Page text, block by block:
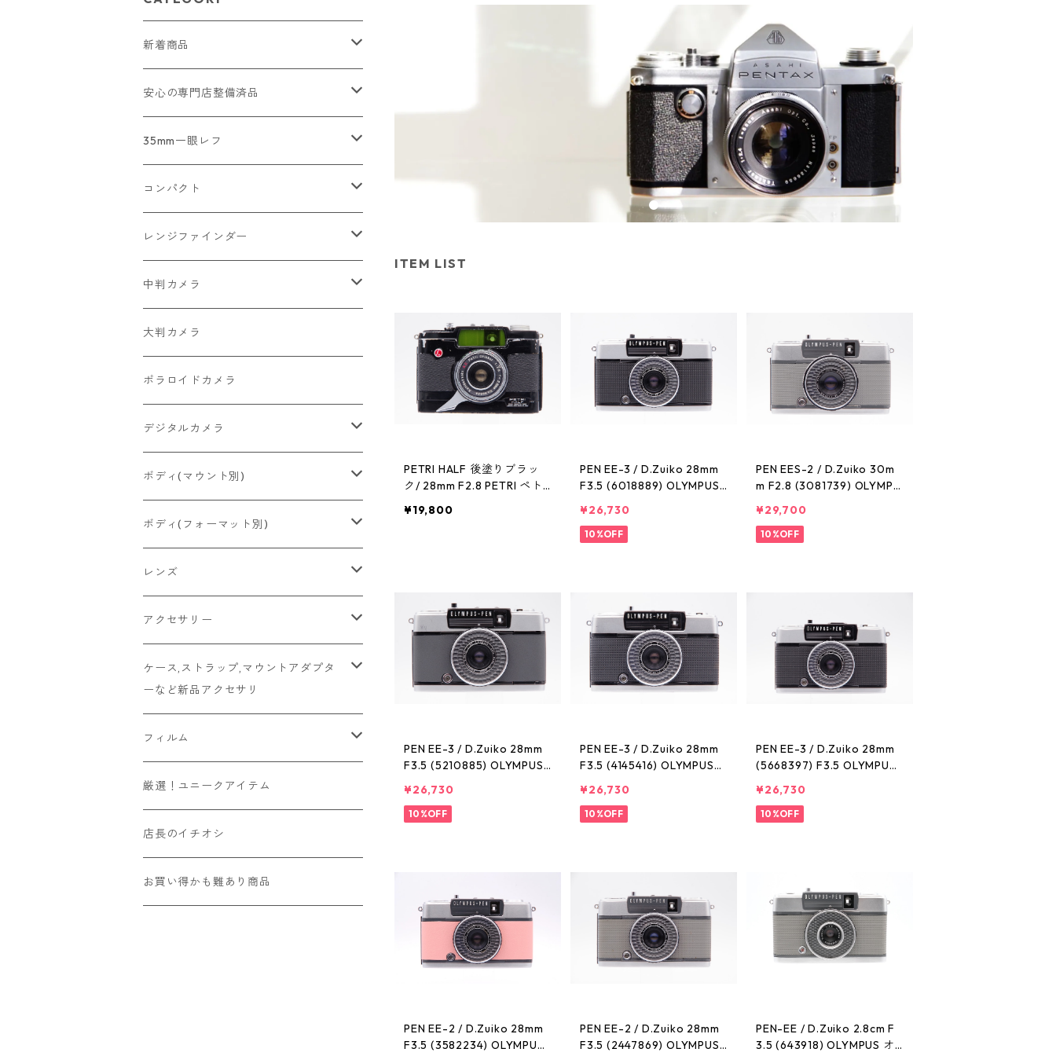
ITEM LIST
PETRI HALF 後塗りブラッ
ク/ 28mm F2.8 PETRI ペト
¥19,800
PEN EE-3 / D.Zuiko 28mm
F3.5 (6018889) OLYMPUS
¥26,730
10%OFF
PEN EES-2 / D.Zuiko 30m
m F2.8 (3081739) OLYMPU
¥29,700
10%OFF
PEN EE-3 / D.Zuiko 28mm
F3.5 (5210885) OLYMPUS
¥26,730
10%OFF
PEN EE-3 / D.Zuiko 28mm
F3.5 (4145416) OLYMPUS
¥26,730
10%OFF
PEN EE-3 / D.Zuiko 28mm
(5668397) F3.5 OLYMPUS
¥26,730
10%OFF
PEN EE-2 / D.Zuiko 28mm
F3.5 (3582234) OLYMPUS
PEN EE-2 / D.Zuiko 28mm
F3.5 (2447869) OLYMPUS
PEN-EE / D.Zuiko 2.8cm F
3.5 (643918) OLYMPUS オ
新着商品
2026/07/18
2026/07/12
2026/07/11
2026/07/10
2026/06/30
2026/06/28
2026/06/27
2026/06/24
2026/06/23
2026/06/21
2026/06/12
2026/06/11
2026/06/10
安心の専門店整備済品
コンパクトカメラ
一眼レフ・レンジファインダーカメラ
中判カメラ
レンズ
35mm一眼レフ
Nikon
Canon
PENTAX
OLYMPUS
MINOLTA
CONTAX
Konica
Ricoh
Mamiya
京セラ
FUJIFILM
Leica
その他舶来
その他国産
コンパクト
Nikon
Canon
PENTAX
FUJIFILM
RICOH
Minolta
Konica
Leica
Rollei
OLYMPUS
YASHICA
CONTAX
京セラ
国産その他
舶来その他
レンジファインダー
Leica
Nikon
Canon
Zeiss Ikon
舶来その他
国産その他
中判カメラ
Mamiya
PENTAX
FUJIFILM
Bronica
CONTAX
HASSELBLAD
Rollei
PLAUBEL
Voigtlander
ZEISSIKON
ZENZA BRONICA
Kowa
国産その他
大判カメラ
ポラロイドカメラ
デジタルカメラ
一眼レフ
ミラーレス一眼
コンパクト
ボディ(マウント別)
Fマウント
FDマウント
SR/MDマウント
OMマウント
Kマウント
M42マウント
Y/Cマウント
L39マウント
Mマウント
ボディ(フォーマット別)
ハーフサイズ
フルサイズ
6x4.5
6x6
6x7
6x9
4x4
6x12
レンズ
Fマウント
FDマウント
SR/MDマウント
OMマウント
Kマウント
M42マウント
Y/Cマウント
アクセサリー
キャップ
フード
マウントアダプター
ビューファインダー/交換ファインダー
フィルター
露出計
ケース,ストラップ,マウントアダプタ
ーなど新品アクセサリ
マウントアダプター
ソニーEマウントボディ用
富士フィルムXマウントボディ用
ハンドメイド
フィルム
135フィルム
カラー
リバーサル
120フィルム
インスタントフィルム
厳選！ユニークアイテム
店長のイチオシ
お買い得かも難あり商品